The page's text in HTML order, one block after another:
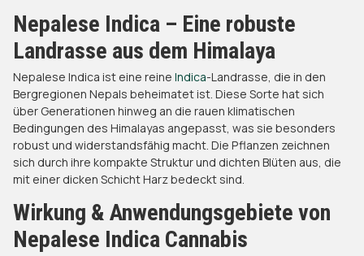
Nepalese Indica – Eine robuste
Landrasse aus dem Himalaya
Nepalese Indica ist eine reine Indica-Landrasse, die in den
Bergregionen Nepals beheimatet ist. Diese Sorte hat sich
über Generationen hinweg an die rauen klimatischen
Bedingungen des Himalayas angepasst, was sie besonders
robust und widerstandsfähig macht. Die Pflanzen zeichnen
sich durch ihre kompakte Struktur und dichten Blüten aus, die
mit einer dicken Schicht Harz bedeckt sind.
Wirkung & Anwendungsgebiete von
Nepalese Indica Cannabis